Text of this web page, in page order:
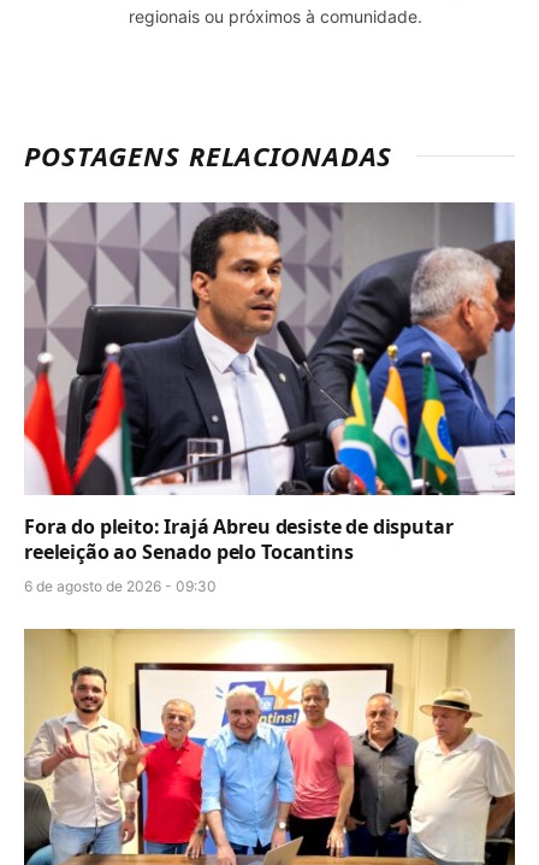
regionais ou próximos à comunidade.
POSTAGENS RELACIONADAS
Fora do pleito: Irajá Abreu desiste de disputar
reeleição ao Senado pelo Tocantins
6 de agosto de 2026 - 09:30